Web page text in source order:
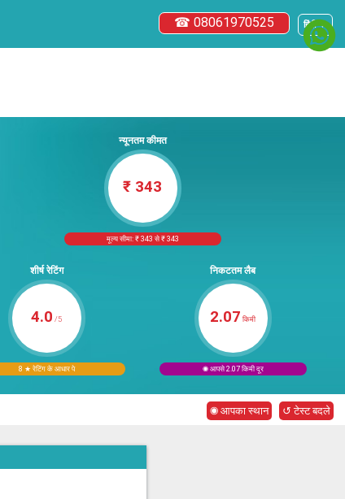
हिंदी ▼
☎ 08061970525
न्यूनतम कीमत
₹ 343
मूल्य सीमा: ₹ 343 से ₹ 343
शीर्ष रेटिंग
4.0 /5
8 ★ रेटिंग के आधार पे
निकटतम लैब
2.07 किमी
◉ आपसे 2.07 किमी दूर
◉ आपका स्थान ↺ टेस्ट बदले